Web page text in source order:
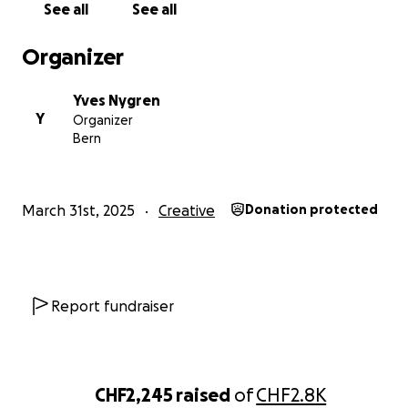
CHF2,245 raised ofCHF2.8K
See all See all
Organizer
Y
Yves Nygren
Organizer
Bern
March 31st, 2025 Creative Donation protected
Report fundraiser